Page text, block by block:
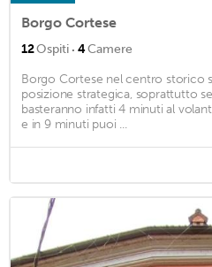
Borgo Cortese
12Ospiti · 4Camere
Borgo Cortese nel centro storico
posizione strategica, soprattutto
basteranno infatti 4 minuti al
e in 9 minuti puoi ...